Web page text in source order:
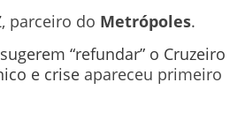
, parceiro do Metrópoles.
“refundar” o Cruzeiro
e crise apareceu primeiro